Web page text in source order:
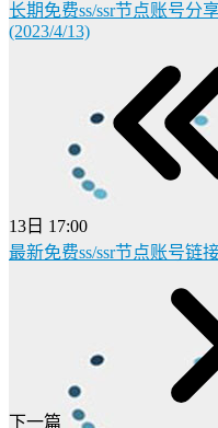
长期免费ss/ssr节点账号分
(2023/4/13)
13日 17:00
最新免费ss/ssr节点账号链
下一篇